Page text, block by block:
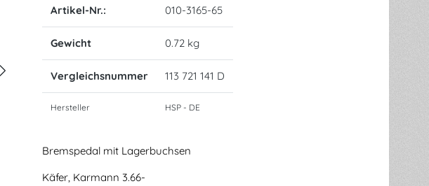
Artikel-Nr.: 010-3165-65
Gewicht 0.72 kg
Vergleichsnummer 113 721 141 D
Hersteller HSP - DE
Bremspedal mit Lagerbuchsen
Käfer, Karmann 3.66-